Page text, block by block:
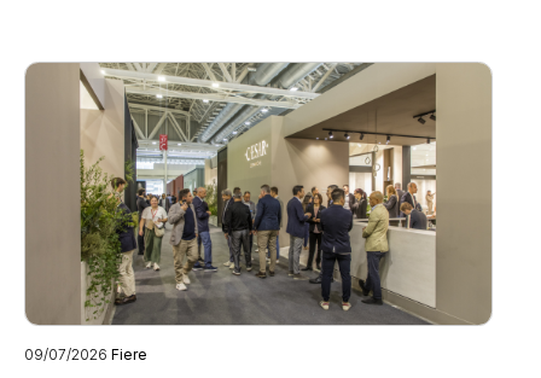
09/07/2026 Fiere